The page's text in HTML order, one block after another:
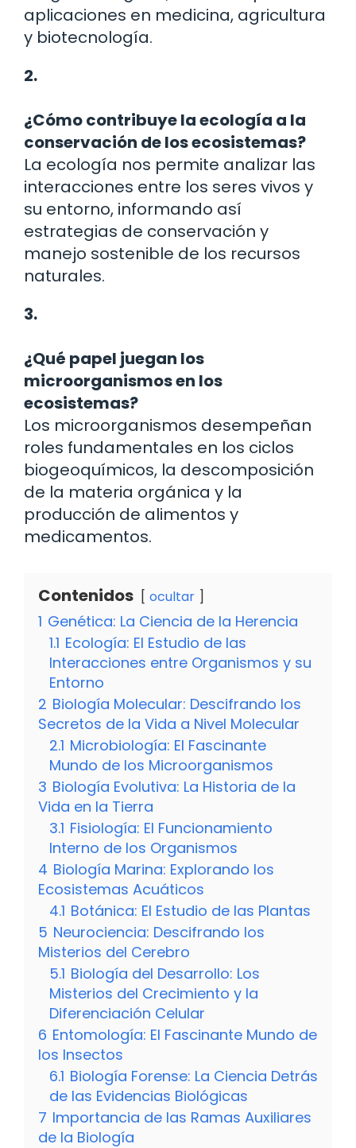
aplicaciones en medicina, agricultura
y biotecnología.
2.
¿Cómo contribuye la ecología a la
conservación de los ecosistemas?
La ecología nos permite analizar las
interacciones entre los seres vivos y
su entorno, informando así
estrategias de conservación y
manejo sostenible de los recursos
naturales.
3.
¿Qué papel juegan los
microorganismos en los
ecosistemas?
Los microorganismos desempeñan
roles fundamentales en los ciclos
biogeoquímicos, la descomposición
de la materia orgánica y la
producción de alimentos y
medicamentos.
Contenidos ocultar
1 Genética: La Ciencia de la Herencia
1.1 Ecología: El Estudio de las
Interacciones entre Organismos y su
Entorno
2 Biología Molecular: Descifrando los
Secretos de la Vida a Nivel Molecular
2.1 Microbiología: El Fascinante
Mundo de los Microorganismos
3 Biología Evolutiva: La Historia de la
Vida en la Tierra
3.1 Fisiología: El Funcionamiento
Interno de los Organismos
4 Biología Marina: Explorando los
Ecosistemas Acuáticos
4.1 Botánica: El Estudio de las Plantas
5 Neurociencia: Descifrando los
Misterios del Cerebro
5.1 Biología del Desarrollo: Los
Misterios del Crecimiento y la
Diferenciación Celular
6 Entomología: El Fascinante Mundo de
los Insectos
6.1 Biología Forense: La Ciencia Detrás
de las Evidencias Biológicas
7 Importancia de las Ramas Auxiliares
de la Biología